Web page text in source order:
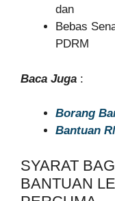
dan
Bebas
PDRM
Baca Juga :
Borang
Bantuan
SYARAT
BANTUAN